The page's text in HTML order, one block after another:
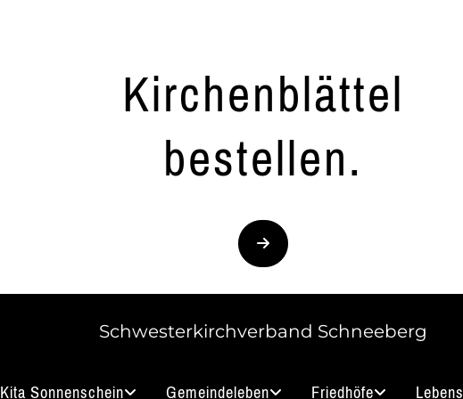
Kirchenblättel
bestellen.
Schwesterkirchverband Schneeberg